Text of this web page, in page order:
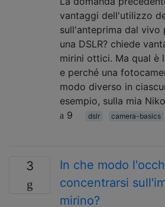
vantaggi dell'utilizzo
sull'anteprima dal
una DSLR? chiede
mirini ottici. Ma qual è
e perché una
modo diverso in
esempio, sulla mia
9
dslr camera-basics
3
In che modo
concentrarsi
mirino?